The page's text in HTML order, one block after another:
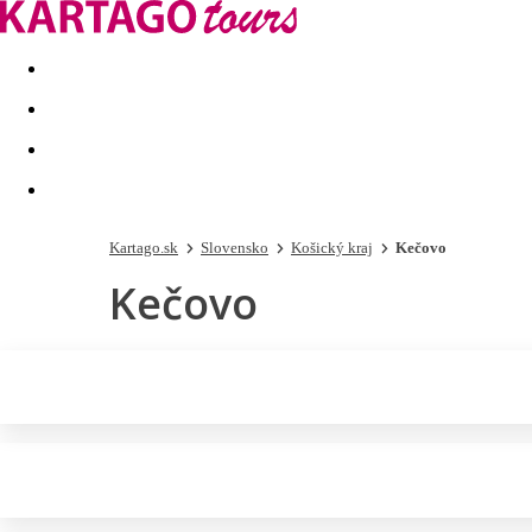
Last minute Dovolenkové kluby
Kartago.sk Slovensko Košický kraj Kečovo
Kečovo